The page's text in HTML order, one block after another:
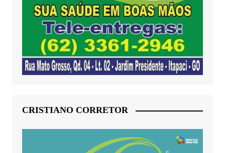
CRISTIANO CORRETOR